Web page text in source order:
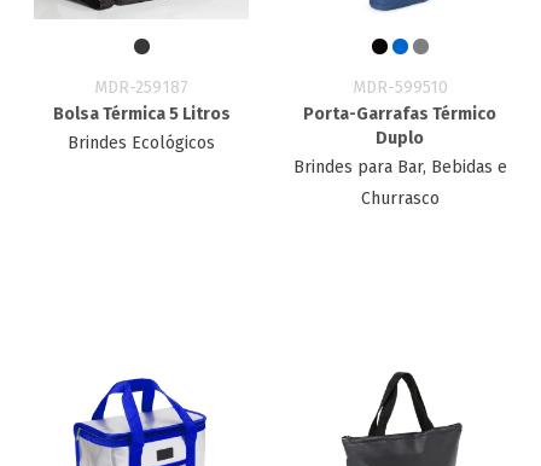
MDR-259187
Bolsa Térmica 5 Litros
Brindes Ecológicos
MDR-599510
Porta-Garrafas Térmico
Duplo
Brindes para Bar, Bebidas e
Churrasco